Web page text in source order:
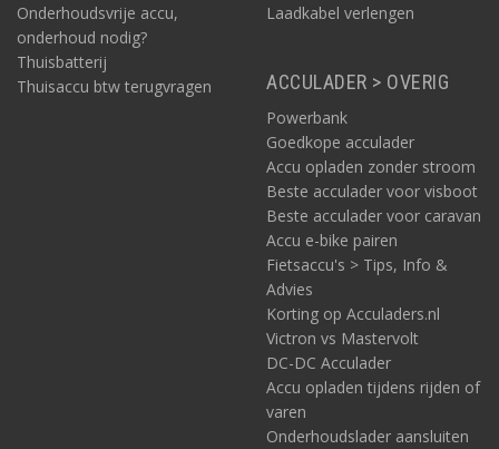
Onderhoudsvrije accu,
onderhoud nodig?
Thuisbatterij
Thuisaccu btw terugvragen
Laadkabel verlengen
ACCULADER > OVERIG
Powerbank
Goedkope acculader
Accu opladen zonder stroom
Beste acculader voor visboot
Beste acculader voor caravan
Accu e-bike pairen
Fietsaccu's > Tips, Info &
Advies
Korting op Acculaders.nl
Victron vs Mastervolt
DC-DC Acculader
Accu opladen tijdens rijden of
varen
Onderhoudslader aansluiten